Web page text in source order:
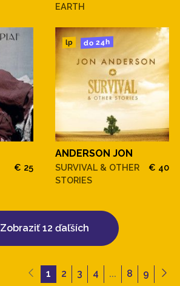
EARTH
€ 25
lp do 24h
ANDERSON JON
SURVIVAL & OTHER
STORIES
€ 40
Zobraziť 12 ďaľších
1 2 3 4 ... 8 9